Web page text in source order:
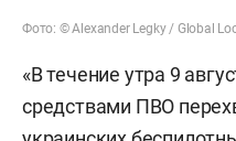
Фото: © Alexander Legky / Global
«В течение утра 9
средствами ПВО